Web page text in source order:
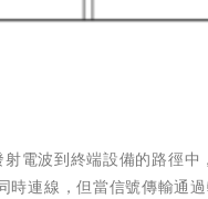
電波到終端設備的路徑
連線，但當信號傳輸通